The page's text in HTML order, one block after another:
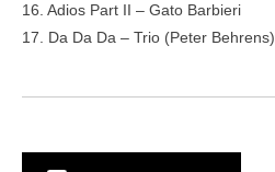
16. Adios Part II – Gato Barbieri
17. Da Da Da – Trio (Peter Behrens)